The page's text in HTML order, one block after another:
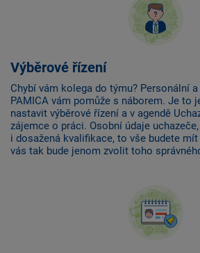
Výběrové řízení
Chybí vám kolega do týmu? Personální
PAMICA vám pomůže s náborem. Je to
nastavit výběrové řízení a v agendě
zájemce o práci. Osobní údaje
i dosažená kvalifikace, to vše budete
vás tak bude jenom zvolit toho